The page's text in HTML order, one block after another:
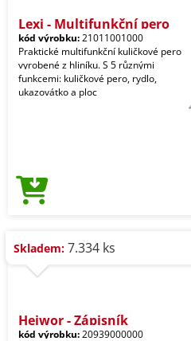
Lexi - Multifunkční pero
kód výrobku:21011001000
Praktické multifunkční kuličkové pero
vyrobené z hliníku. S 5 různými
funkcemi: kuličkové pero, rydlo,
ukazovátko a ploc
Skladem: 7.334 ks
Heiwor - Zápisník
kód výrobku:20939000000